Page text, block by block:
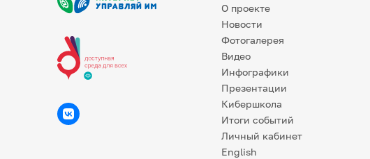
О проекте
Новости
Фотогалерея
Видео
Инфографики
Презентации
Кибершкола
Итоги событий
Личный кабинет
English